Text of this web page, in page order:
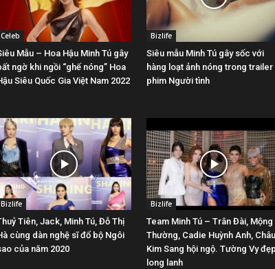
Celeb
Mẫu – Hoa Hậu Minh Tú gây
ngờ khi ngồi “ghế nóng” Hoa
Siêu Quốc Gia Việt Nam 2022
Bizlife
Siêu mẫu Minh Tú gây sốc với
hàng loạt ảnh nóng trong trailer
phim Người tình
Bizlife
Tiên, Jack, Minh Tú, Đỗ Thị
cùng dàn nghệ sĩ đổ bộ Ngôi
của năm 2020
Bizlife
Team Minh Tú – Trân Đài, Mộng
Thường, Cadie Huỳnh Anh, Châu
Kim Sang hội ngộ. Tường Vy đẹp
long lanh